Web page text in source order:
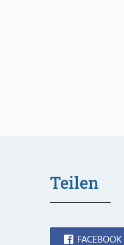
Teilen
FACEBOOK